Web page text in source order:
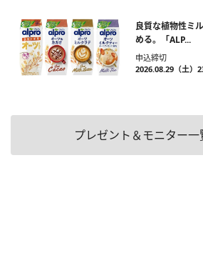
良質な植物性ミ
める。「ALP...
申込締切
2026.08.29（土）
プレゼント＆モニター一